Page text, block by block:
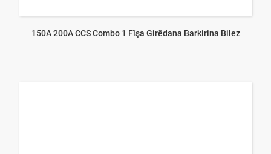
150A 200A CCS Combo 1 Fîşa Girêdana Barkirina Bilez